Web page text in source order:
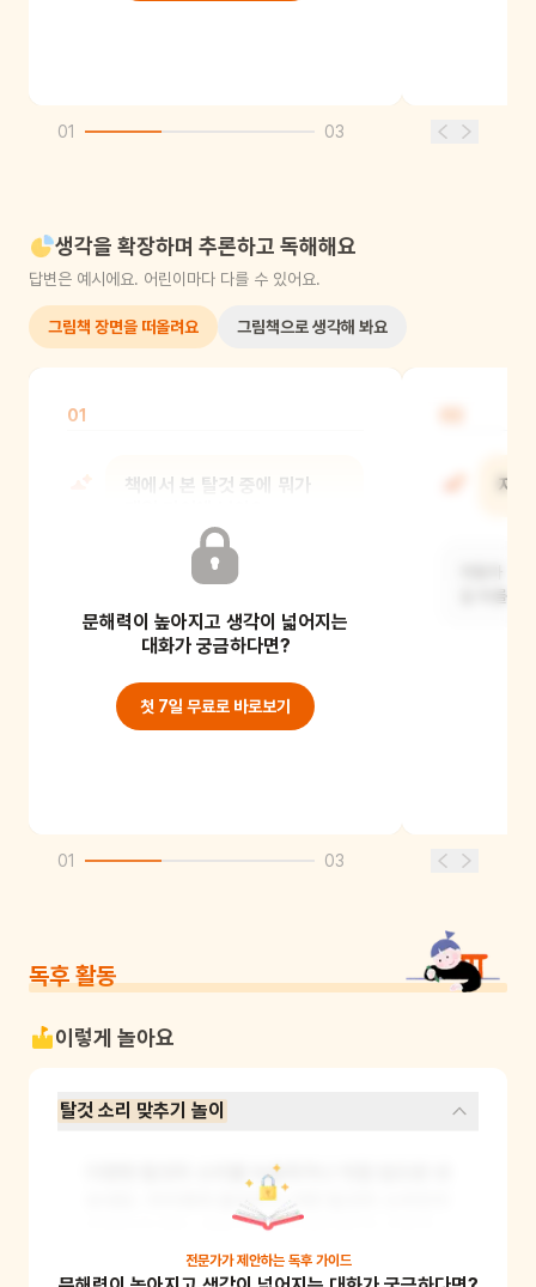
01 03
생각을 확장하며 추론하고 독해해요
답변은 예시에요. 어린이마다 다를 수 있어요.
그림책 장면을 떠올려요 그림책으로 생각해 봐요
01
책에서 본 탈것 중에 뭐가
하늘을 날아다니는 모습이 멋져
보였어요.
문해력이 높아지고 생각이 넓어지는
대화가 궁금하다면?
첫 7일 무료로 바로보기
자
길 위를 달
01 03
독후 활동
이렇게 놀아요
탈것 소리 맞추기 놀이
다양한 탈것의 소리를 녹음하거나 직접 입으로 내
보세요. 아이에게 들려주고 어떤 탈것의 소리인지
맞춰보게 해요. 예를 들어, "부릉부릉"은 자동차,
"칙칙폭폭"은 기차 소리예요. 이 놀이를 통해 아
전문가가 제안하는 독후 가이드